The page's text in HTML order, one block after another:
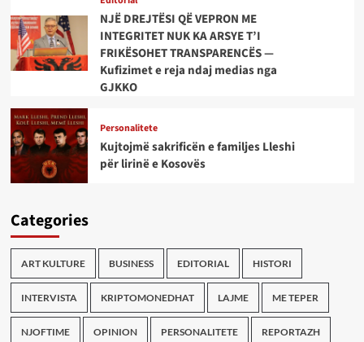
NJË DREJTËSI QË VEPRON ME
INTEGRITET NUK KA ARSYE T’I
FRIKËSOHET TRANSPARENCËS —
Kufizimet e reja ndaj medias nga
GJKKO
Personalitete
Kujtojmë sakrificën e familjes Lleshi
për lirinë e Kosovës
Categories
ART KULTURE BUSINESS EDITORIAL HISTORI
INTERVISTA KRIPTOMONEDHAT LAJME ME TEPER
NJOFTIME OPINION PERSONALITETE REPORTAZH